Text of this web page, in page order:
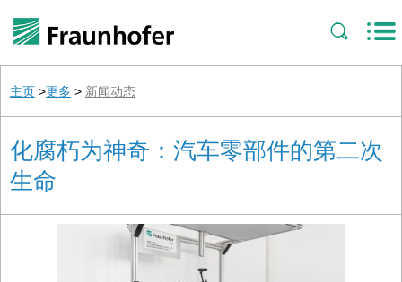
主页 >更多 > 新闻动态
化腐朽为神奇：汽车零部件的第二次
生命